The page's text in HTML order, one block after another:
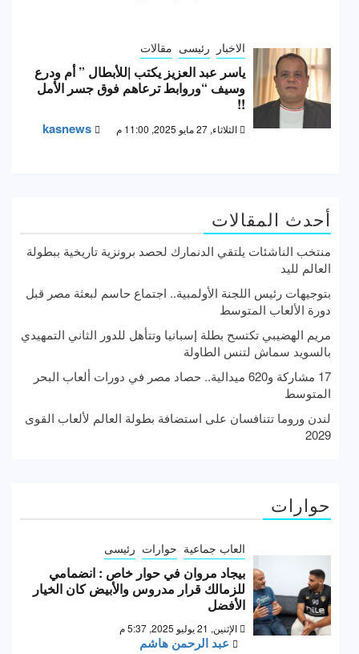
الاخبار رئيسى مقالات
ياسر عبد العزيز يكتب |للأبطال ” أم ودرع
وسيف “وروابط ترعاهم فوق جسر الأمل
!!
الثلاثاء, 27 مايو 2025, 11:00 م kasnews
أحدث المقالات
منتخب الناشئات يلتقي الدنمارك لحصد برونزية تاريخية ببطولة
العالم لليد
بتوجيهات رئيس اللجنة الأولمبية.. اجتماع حاسم لبعثة مصر قبل
دورة الألعاب المتوسط
مريم الهضيبي تكتسح بطلة إسبانيا وتتأهل للدور الثاني التمهيدي
بالسويد سماش لتنس الطاولة
17 مشاركة و620 ميدالية.. حصاد مصر في دورات ألعاب البحر
المتوسط
لندن وروما تتنافسان على استضافة بطولة العالم لألعاب القوى
2029
حوارات
العاب جماعية حوارات رئيسى
بيجاد مروان في حوار خاص : انضمامي
للزمالك قرار مدروس والأبيض كان الخيار
الأفضل
الإثنين, 21 يوليو 2025, 5:37 م
عبد الرحمن هاشم